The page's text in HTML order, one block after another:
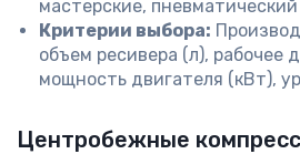
мастерские,
Критерии выбора:
объем ресивера (л), рабочее
мощность двигателя (кВт),
Центробежные